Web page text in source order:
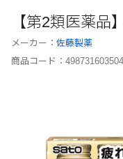
【第2類医薬品
メーカー： 佐藤製薬
商品コード：